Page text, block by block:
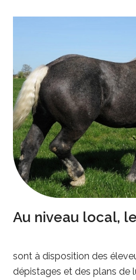
Au niveau local,
sont à disposition des
dépistages et des plans de